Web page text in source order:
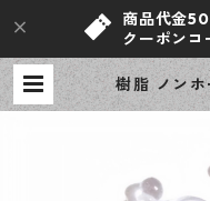
商品代金
クーポン
樹脂 ノン
カン付き
ンドメイ